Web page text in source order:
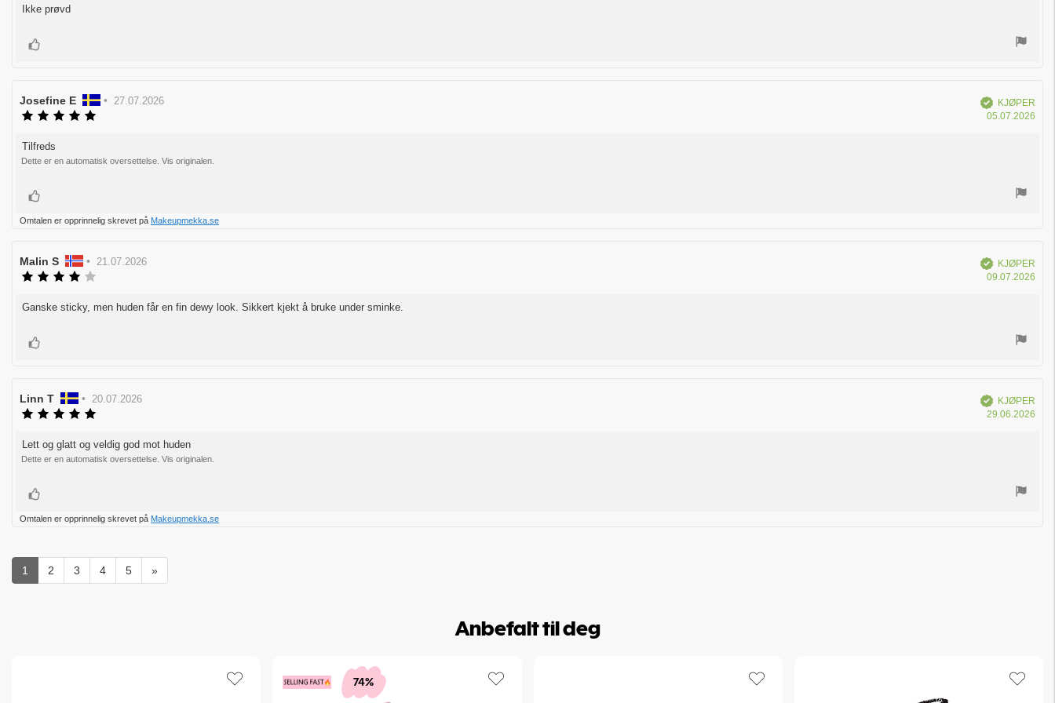
Omtaletekst:
Ikke prøvd
Liker
Forfatter:
Josefine E • Omtaledato:
27.07.2026
mulige
Verifisert
KJØPER
05.07.2026
Omtaletekst:
Tilfreds
Dette er en automatisk oversettelse. Vis originalen.
Liker
Omtalen er opprinnelig skrevet på Makeupmekka.se
Forfatter:
Malin S • Omtaledato:
21.07.2026
5
Verifisert
KJØPER
09.07.2026
Omtaletekst:
Ganske sticky, men huden får en fin dewy look. Sikkert kjekt å bruke under sminke.
Liker
Forfatter:
Linn T • Omtaledato:
20.07.2026
av
5
mulige
Verifisert
KJØPER
29.06.2026
Omtaletekst:
Lett og glatt og veldig god mot huden
Dette er en automatisk oversettelse. Vis originalen.
Liker
Omtalen er opprinnelig skrevet på Makeupmekka.se
1 2 3 4 5 »
Anbefalt til deg
74%